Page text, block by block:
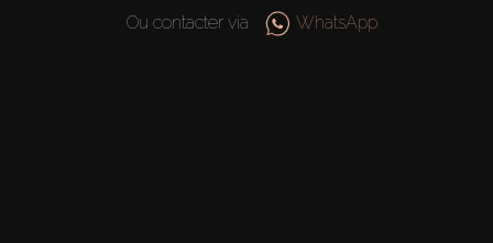
Ou contacter via WhatsApp